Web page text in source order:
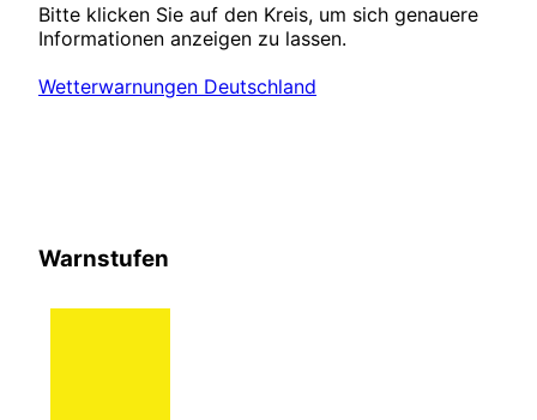
Bitte klicken Sie auf den Kreis, um sich genauere
Informationen anzeigen zu lassen.
Wetterwarnungen Deutschland
Warnstufen